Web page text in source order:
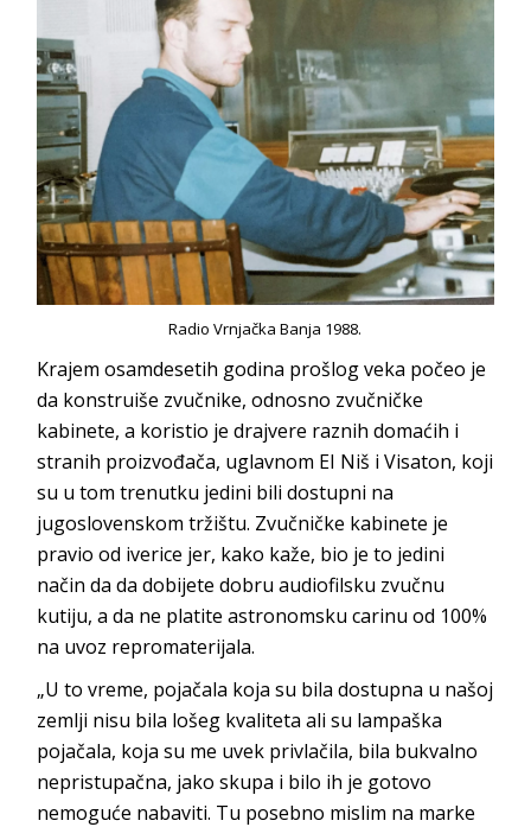
Radio Vrnjačka Banja 1988.
Krajem osamdesetih godina prošlog veka počeo je
da konstruiše zvučnike, odnosno zvučničke
kabinete, a koristio je drajvere raznih domaćih i
stranih proizvođača, uglavnom EI Niš i Visaton, koji
su u tom trenutku jedini bili dostupni na
jugoslovenskom tržištu. Zvučničke kabinete je
pravio od iverice jer, kako kaže, bio je to jedini
način da da dobijete dobru audiofilsku zvučnu
kutiju, a da ne platite astronomsku carinu od 100%
na uvoz repromaterijala.
„U to vreme, pojačala koja su bila dostupna u našoj
zemlji nisu bila lošeg kvaliteta ali su lampaška
pojačala, koja su me uvek privlačila, bila bukvalno
nepristupačna, jako skupa i bilo ih je gotovo
nemoguće nabaviti. Tu posebno mislim na marke